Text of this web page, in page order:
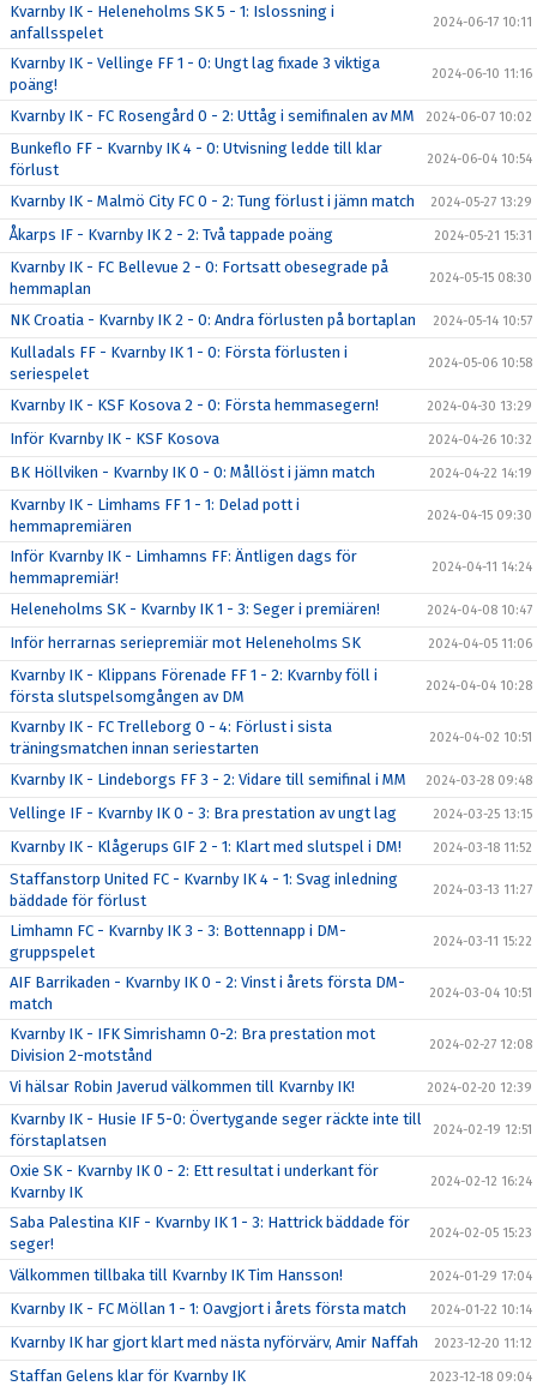
Kvarnby IK - Heleneholms SK 5 - 1: Islossning i
anfallsspelet
2024-06-17 10:11
Kvarnby IK - Vellinge FF 1 - 0: Ungt lag fixade 3 viktiga
poäng!
2024-06-10 11:16
Kvarnby IK - FC Rosengård 0 - 2: Uttåg i semifinalen av MM 2024-06-07 10:02
Bunkeflo FF - Kvarnby IK 4 - 0: Utvisning ledde till klar
förlust
2024-06-04 10:54
Kvarnby IK - Malmö City FC 0 - 2: Tung förlust i jämn match 2024-05-27 13:29
Åkarps IF - Kvarnby IK 2 - 2: Två tappade poäng 2024-05-21 15:31
Kvarnby IK - FC Bellevue 2 - 0: Fortsatt obesegrade på
hemmaplan
2024-05-15 08:30
NK Croatia - Kvarnby IK 2 - 0: Andra förlusten på bortaplan 2024-05-14 10:57
Kulladals FF - Kvarnby IK 1 - 0: Första förlusten i
seriespelet
2024-05-06 10:58
Kvarnby IK - KSF Kosova 2 - 0: Första hemmasegern! 2024-04-30 13:29
Inför Kvarnby IK - KSF Kosova 2024-04-26 10:32
BK Höllviken - Kvarnby IK 0 - 0: Mållöst i jämn match 2024-04-22 14:19
Kvarnby IK - Limhams FF 1 - 1: Delad pott i
hemmapremiären
2024-04-15 09:30
Inför Kvarnby IK - Limhamns FF: Äntligen dags för
hemmapremiär!
2024-04-11 14:24
Heleneholms SK - Kvarnby IK 1 - 3: Seger i premiären! 2024-04-08 10:47
Inför herrarnas seriepremiär mot Heleneholms SK 2024-04-05 11:06
Kvarnby IK - Klippans Förenade FF 1 - 2: Kvarnby föll i
första slutspelsomgången av DM
2024-04-04 10:28
Kvarnby IK - FC Trelleborg 0 - 4: Förlust i sista
träningsmatchen innan seriestarten
2024-04-02 10:51
Kvarnby IK - Lindeborgs FF 3 - 2: Vidare till semifinal i MM 2024-03-28 09:48
Vellinge IF - Kvarnby IK 0 - 3: Bra prestation av ungt lag 2024-03-25 13:15
Kvarnby IK - Klågerups GIF 2 - 1: Klart med slutspel i DM! 2024-03-18 11:52
Staffanstorp United FC - Kvarnby IK 4 - 1: Svag inledning
bäddade för förlust
2024-03-13 11:27
Limhamn FC - Kvarnby IK 3 - 3: Bottennapp i DM-
gruppspelet
2024-03-11 15:22
AIF Barrikaden - Kvarnby IK 0 - 2: Vinst i årets första DM-
match
2024-03-04 10:51
Kvarnby IK - IFK Simrishamn 0-2: Bra prestation mot
Division 2-motstånd
2024-02-27 12:08
Vi hälsar Robin Javerud välkommen till Kvarnby IK! 2024-02-20 12:39
Kvarnby IK - Husie IF 5-0: Övertygande seger räckte inte till
förstaplatsen
2024-02-19 12:51
Oxie SK - Kvarnby IK 0 - 2: Ett resultat i underkant för
Kvarnby IK
2024-02-12 16:24
Saba Palestina KIF - Kvarnby IK 1 - 3: Hattrick bäddade för
seger!
2024-02-05 15:23
Välkommen tillbaka till Kvarnby IK Tim Hansson! 2024-01-29 17:04
Kvarnby IK - FC Möllan 1 - 1: Oavgjort i årets första match 2024-01-22 10:14
Kvarnby IK har gjort klart med nästa nyförvärv, Amir Naffah 2023-12-20 11:12
Staffan Gelens klar för Kvarnby IK 2023-12-18 09:04